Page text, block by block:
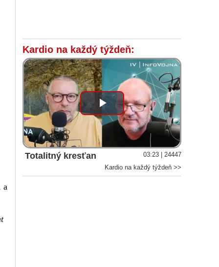
a
Kardio na každý týždeň:
Play
Video
Totalitný kresťan
03:23 | 24447
Kardio na každý týždeň >>